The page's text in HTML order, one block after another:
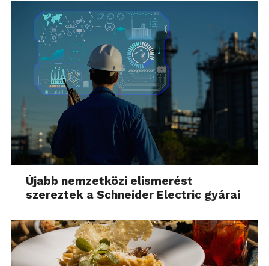
Újabb nemzetközi elismerést
szereztek a Schneider Electric gyárai